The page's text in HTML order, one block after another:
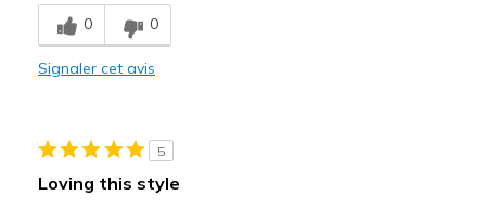
Comfortable
Les meilleures utilisations
0 0
Signaler cet avis
5
Loving this style